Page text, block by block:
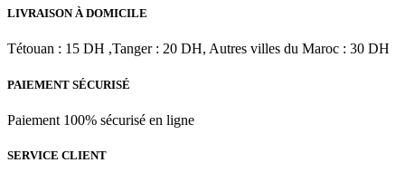
initial
actuel
د.م.405.00.
LIVRAISON À DOMICILE
Tétouan : 15 DH ,Tanger : 20 DH, Autres villes du Maroc : 30 DH
PAIEMENT SÉCURISÉ
Paiement 100% sécurisé en ligne
SERVICE CLIENT